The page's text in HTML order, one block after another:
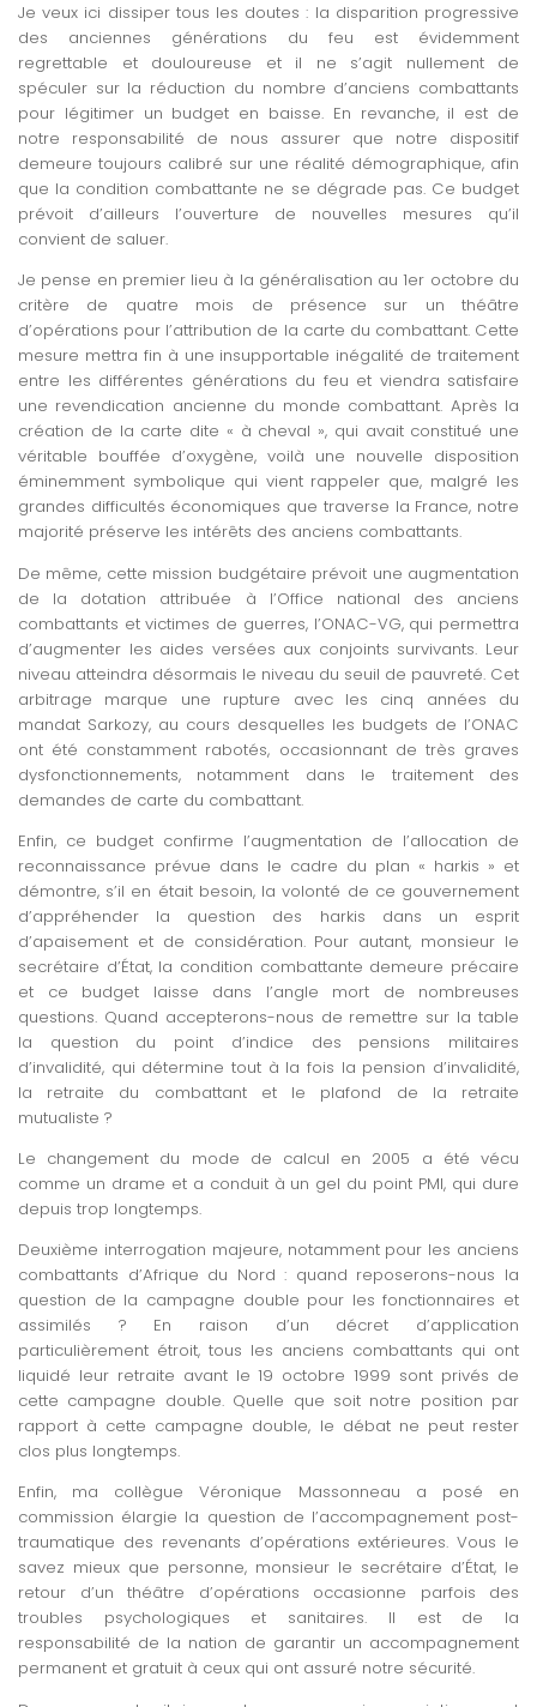
Je veux ici dissiper tous les doutes : la disparition progressive
des anciennes générations du feu est évidemment
regrettable et douloureuse et il ne s’agit nullement de
spéculer sur la réduction du nombre d’anciens combattants
pour légitimer un budget en baisse. En revanche, il est de
notre responsabilité de nous assurer que notre dispositif
demeure toujours calibré sur une réalité démographique, afin
que la condition combattante ne se dégrade pas. Ce budget
prévoit d’ailleurs l’ouverture de nouvelles mesures qu’il
convient de saluer.
Je pense en premier lieu à la généralisation au 1er octobre du
critère de quatre mois de présence sur un théâtre
d’opérations pour l’attribution de la carte du combattant. Cette
mesure mettra fin à une insupportable inégalité de traitement
entre les différentes générations du feu et viendra satisfaire
une revendication ancienne du monde combattant. Après la
création de la carte dite « à cheval », qui avait constitué une
véritable bouffée d’oxygène, voilà une nouvelle disposition
éminemment symbolique qui vient rappeler que, malgré les
grandes difficultés économiques que traverse la France, notre
majorité préserve les intérêts des anciens combattants.
De même, cette mission budgétaire prévoit une augmentation
de la dotation attribuée à l’Office national des anciens
combattants et victimes de guerres, l’ONAC-VG, qui permettra
d’augmenter les aides versées aux conjoints survivants. Leur
niveau atteindra désormais le niveau du seuil de pauvreté. Cet
arbitrage marque une rupture avec les cinq années du
mandat Sarkozy, au cours desquelles les budgets de l’ONAC
ont été constamment rabotés, occasionnant de très graves
dysfonctionnements, notamment dans le traitement des
demandes de carte du combattant.
Enfin, ce budget confirme l’augmentation de l’allocation de
reconnaissance prévue dans le cadre du plan « harkis » et
démontre, s’il en était besoin, la volonté de ce gouvernement
d’appréhender la question des harkis dans un esprit
d’apaisement et de considération. Pour autant, monsieur le
secrétaire d’État, la condition combattante demeure précaire
et ce budget laisse dans l’angle mort de nombreuses
questions. Quand accepterons-nous de remettre sur la table
la question du point d’indice des pensions militaires
d’invalidité, qui détermine tout à la fois la pension d’invalidité,
la retraite du combattant et le plafond de la retraite
mutualiste ?
Le changement du mode de calcul en 2005 a été vécu
comme un drame et a conduit à un gel du point PMI, qui dure
depuis trop longtemps.
Deuxième interrogation majeure, notamment pour les anciens
combattants d’Afrique du Nord : quand reposerons-nous la
question de la campagne double pour les fonctionnaires et
assimilés ? En raison d’un décret d’application
particulièrement étroit, tous les anciens combattants qui ont
liquidé leur retraite avant le 19 octobre 1999 sont privés de
cette campagne double. Quelle que soit notre position par
rapport à cette campagne double, le débat ne peut rester
clos plus longtemps.
Enfin, ma collègue Véronique Massonneau a posé en
commission élargie la question de l’accompagnement post-
traumatique des revenants d’opérations extérieures. Vous le
savez mieux que personne, monsieur le secrétaire d’État, le
retour d’un théâtre d’opérations occasionne parfois des
troubles psychologiques et sanitaires. Il est de la
responsabilité de la nation de garantir un accompagnement
permanent et gratuit à ceux qui ont assuré notre sécurité.